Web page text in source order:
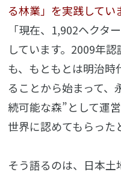
る林業」を実践してい
「現在、1,902ヘクタ
しています。2009年
も、もともとは明治
ることから始まって
続可能な森”として運
世界に認めてもらった
そう語るのは、日本